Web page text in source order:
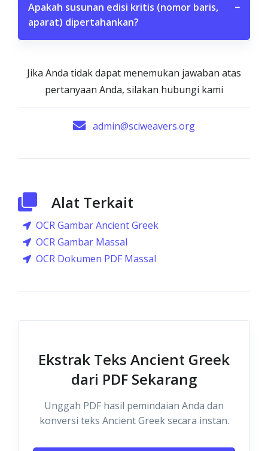
Apakah susunan edisi kritis (nomor baris,
aparat) dipertahankan?
−
Jika Anda tidak dapat menemukan jawaban atas
pertanyaan Anda, silakan hubungi kami
admin@sciweavers.org
Alat Terkait
OCR Gambar Ancient Greek
OCR Gambar Massal
OCR Dokumen PDF Massal
Ekstrak Teks Ancient Greek
dari PDF Sekarang
Unggah PDF hasil pemindaian Anda dan
konversi teks Ancient Greek secara instan.